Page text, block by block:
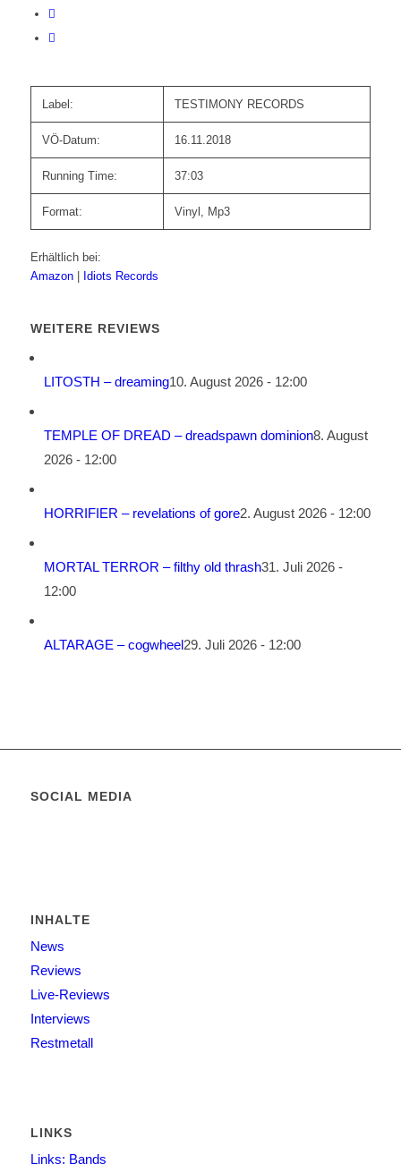
Label: TESTIMONY RECORDS
VÖ-Datum: 16.11.2018
Running Time: 37:03
Format: Vinyl, Mp3
Erhältlich bei:
Amazon
Idiots Records
WEITERE REVIEWS
LITOSTH – dreaming10. August 2026 - 12:00
TEMPLE OF DREAD – dreadspawn dominion8. August
2026 - 12:00
HORRIFIER – revelations of gore2. August 2026 - 12:00
MORTAL TERROR – filthy old thrash31. Juli 2026 -
12:00
ALTARAGE – cogwheel29. Juli 2026 - 12:00
SOCIAL MEDIA
INHALTE
News
Reviews
Live-Reviews
Interviews
Restmetall
LINKS
Links: Bands